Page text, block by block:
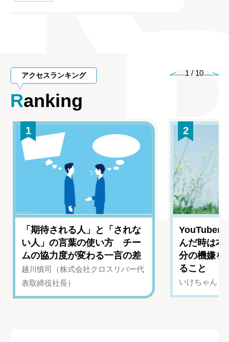
アクセスランキング
Ranking
1 / 10
1
「期待される人」と「されな
い人」の言葉の使い方 チー
ムの協力度が変わる一言の差
越川慎司（株式会社クロスリバー代
表取締役社長）
2
YouTuber
んだ時は
分の機嫌を
ること
いけちゃん（